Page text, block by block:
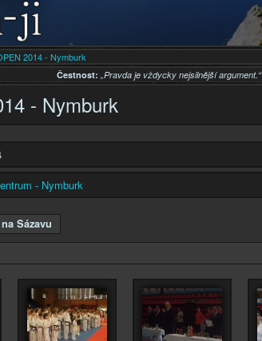
2014 - Nymburk
Čestnost: „Pravda je vždycky nejsilnější argument.“
- Nymburk
- Nymburk
Sázavu